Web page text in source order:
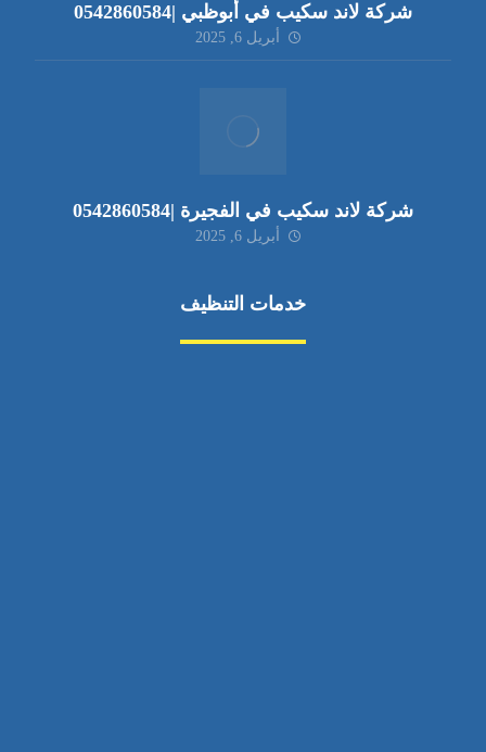
شركة لاند سكيب في أبوظبي |0542860584
أبريل 6, 2025
شركة لاند سكيب في الفجيرة |0542860584
أبريل 6, 2025
خدمات التنظيف